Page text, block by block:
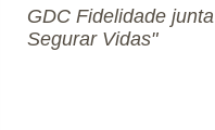
GDC Fidelidade
Segurar Vidas"